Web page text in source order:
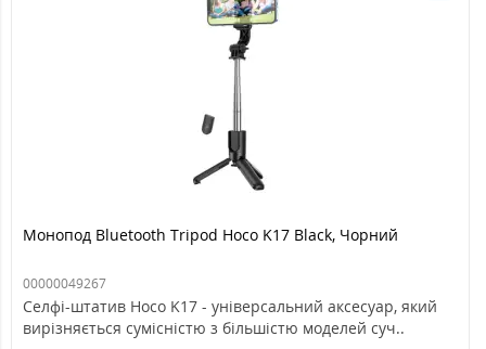
Монопод Bluetooth Tripod Hoco K17 Black, Чорний
00000049267
Селфі-штатив Hoco K17 - універсальний аксесуар, який
вирізняється сумісністю з більшістю моделей суч..